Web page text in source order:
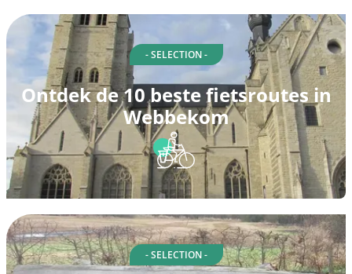
- SELECTION -
Ontdek de 10 beste fietsroutes in
Webbekom
- SELECTION -